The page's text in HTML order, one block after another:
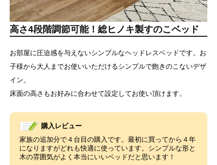
高さ4段階調節可能！総ヒノキ製すのこベッド
お部屋に圧迫感を与えないシンプルなヘッドレスベッドです。お
子様から大人までお使いいただけるシンプルで飽きのこないデザ
イン。
床面の高さもお好みに合わせて設定してお使い頂けます。
購入レビュー
家族の追加分で４台目の購入です。最初に買ってから４年
になりますがどれも快適に使っています。シンプルな形と
木の雰囲気がよく本当にいいベッドだと思います！